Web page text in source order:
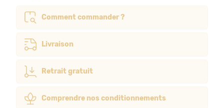
Comment commander ?
Livraison
Retrait gratuit
Comprendre nos conditionnements